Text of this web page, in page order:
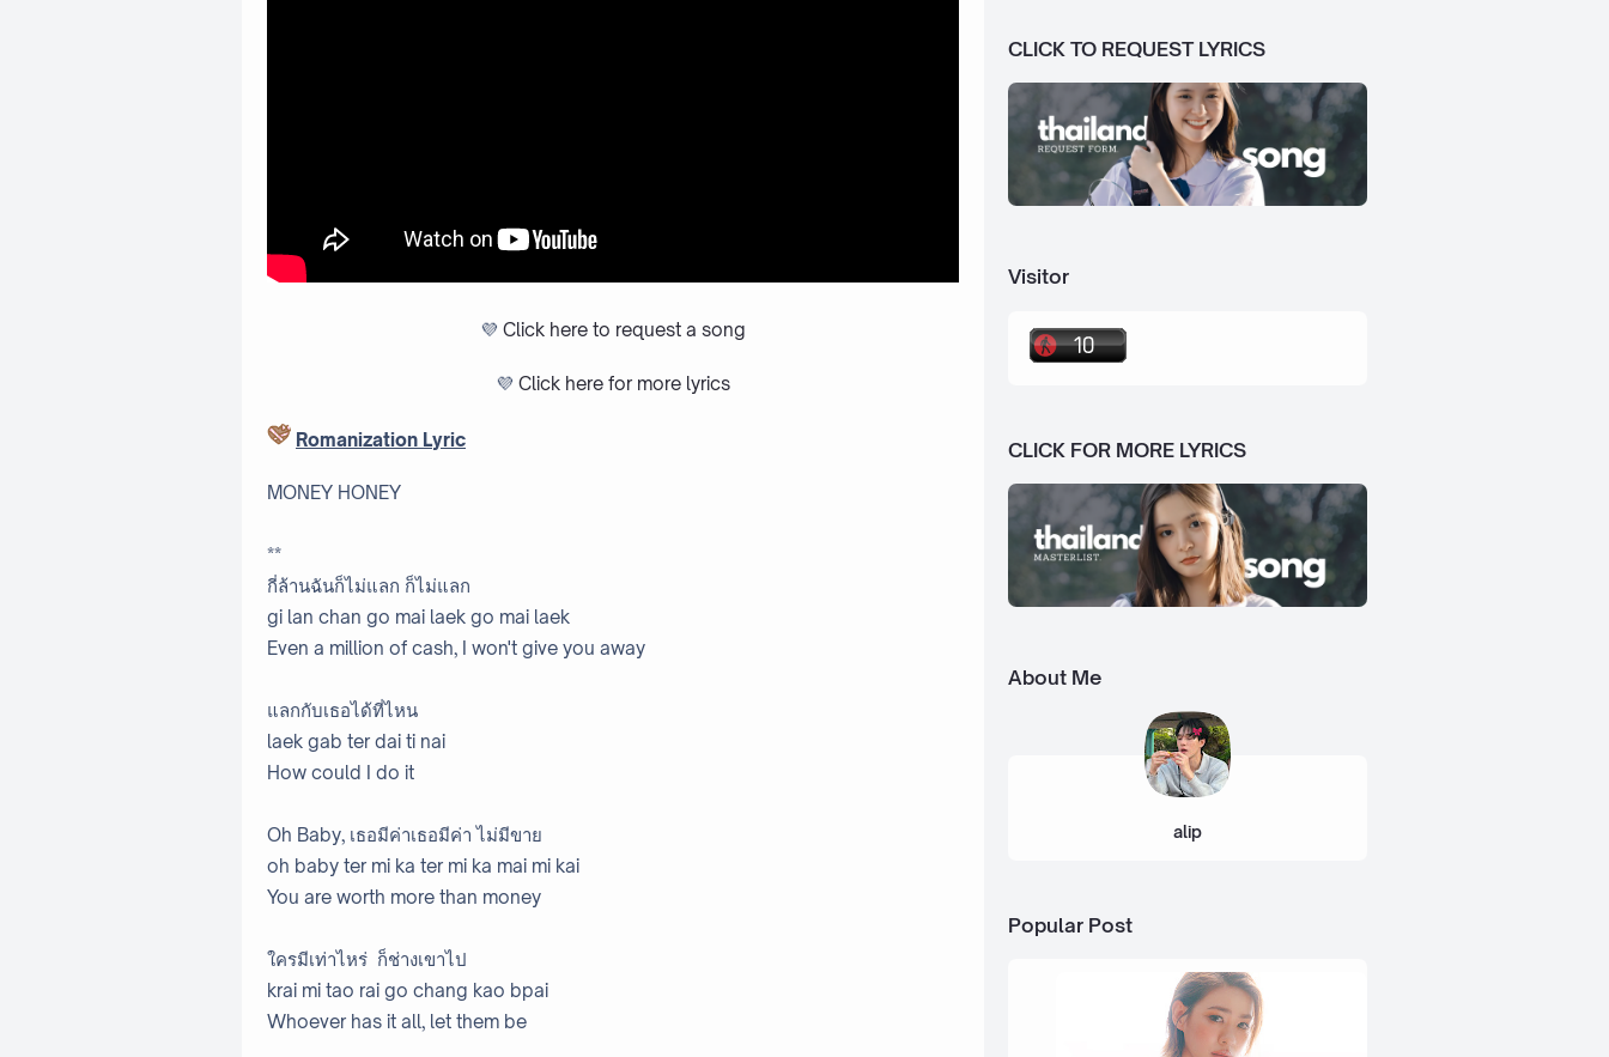
💜 Click here to request a song
💜 Click here for more lyrics
Romanization Lyric
MONEY HONEY
**
กี่ล้านฉันก็ไม่แลก ก็ไม่แลก
gi lan chan go mai laek go mai laek
Even a million of cash, I won't give you away
แลกกับเธอได้ที่ไหน
laek gab ter dai ti nai
How could I do it
Oh Baby, เธอมีค่าเธอมีค่า ไม่มีขาย
oh baby ter mi ka ter mi ka mai mi kai
You are worth more than money
ใครมีเท่าไหร่ ก็ช่างเขาไป
krai mi tao rai go chang kao bpai
Whoever has it all, let them be
CLICK TO REQUEST LYRICS
Visitor
CLICK FOR MORE LYRICS
About Me
alip
Popular Post